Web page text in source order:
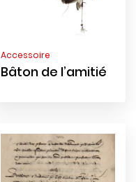
Accessoire
Bâton de l’amitié